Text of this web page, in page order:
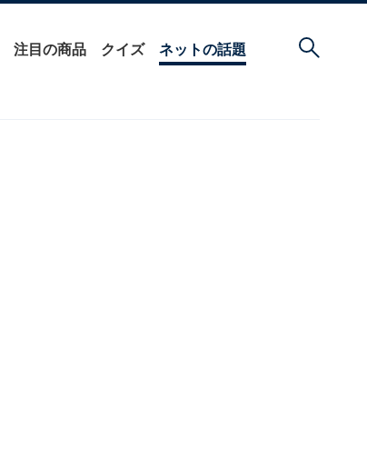
注目の商品 クイズ ネットの話題